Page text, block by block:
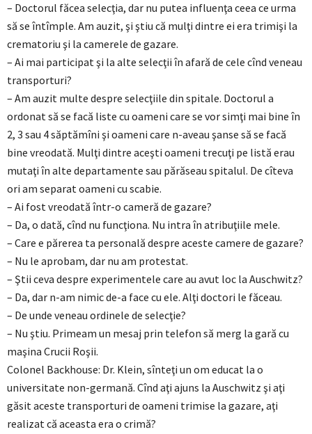
– Doctorul făcea selecţia, dar nu putea influenţa ceea ce urma
să se întîmple. Am auzit, şi ştiu că mulţi dintre ei era trimişi la
crematoriu şi la camerele de gazare.
– Ai mai participat şi la alte selecţii în afară de cele cînd veneau
transporturi?
– Am auzit multe despre selecţiile din spitale. Doctorul a
ordonat să se facă liste cu oameni care se vor simţi mai bine în
2, 3 sau 4 săptămîni şi oameni care n-aveau şanse să se facă
bine vreodată. Mulţi dintre aceşti oameni trecuţi pe listă erau
mutaţi în alte departamente sau părăseau spitalul. De cîteva
ori am separat oameni cu scabie.
– Ai fost vreodată într-o cameră de gazare?
– Da, o dată, cînd nu funcţiona. Nu intra în atribuţiile mele.
– Care e părerea ta personală despre aceste camere de gazare?
– Nu le aprobam, dar nu am protestat.
– Ştii ceva despre experimentele care au avut loc la Auschwitz?
– Da, dar n-am nimic de-a face cu ele. Alţi doctori le făceau.
– De unde veneau ordinele de selecţie?
– Nu ştiu. Primeam un mesaj prin telefon să merg la gară cu
maşina Crucii Roşii.
Colonel Backhouse: Dr. Klein, sînteţi un om educat la o
universitate non-germană. Cînd aţi ajuns la Auschwitz şi aţi
găsit aceste transporturi de oameni trimise la gazare, aţi
realizat că aceasta era o crimă?